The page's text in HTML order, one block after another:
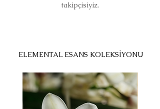
takipçisiyiz.
ELEMENTAL ESANS KOLEKSİYONU